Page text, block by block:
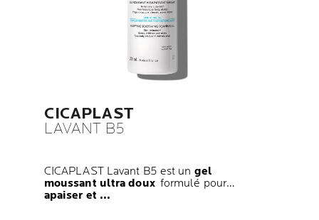
CICAPLAST
LAVANT B5
CICAPLAST Lavant B5 est un gel
moussant ultra doux formulé pour
apaiser et ...